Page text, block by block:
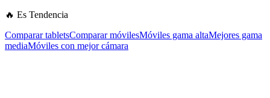
🔥 Es Tendencia
Comparar tabletsComparar móvilesMóviles gama altaMejores gama
mediaMóviles con mejor cámara